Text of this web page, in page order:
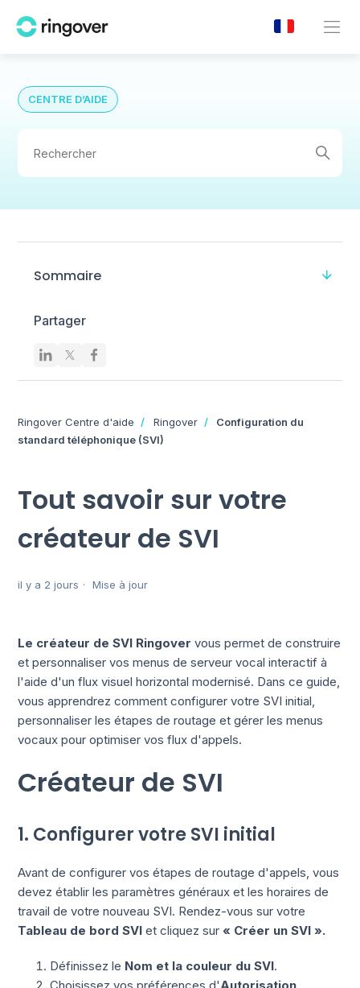
CENTRE D’AIDE
Sommaire
Partager
Ringover Centre d'aide Ringover
Configuration du
standard téléphonique (SVI)
Tout savoir sur votre
créateur de SVI
il y a 2 jours Mise à jour
Le créateur de SVI Ringover vous permet de construire
et personnaliser vos menus de serveur vocal interactif à
l'aide d'un flux visuel horizontal modernisé. Dans ce guide,
vous apprendrez comment configurer votre SVI initial,
personnaliser les étapes de routage et gérer les menus
vocaux pour optimiser vos flux d'appels.
Créateur de SVI
1. Configurer votre SVI initial
Avant de configurer vos étapes de routage d'appels, vous
devez établir les paramètres généraux et les horaires de
travail de votre nouveau SVI. Rendez-vous sur votre
Tableau de bord SVI et cliquez sur« Créer un SVI ».
Définissez le Nom et la couleur du SVI.